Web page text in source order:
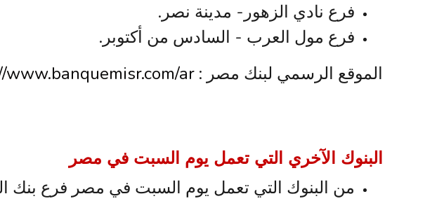
فرع نادي الزهور- مدينة نصر.
فرع مول العرب - السادس من أكتوبر.
الموقع الرسمي لبنك مصر : www.banquemisr.com/ar
البنوك الآخري التي تعمل يوم السبت في مصر
من البنوك التي تعمل يوم السبت في مصر فرع بنك